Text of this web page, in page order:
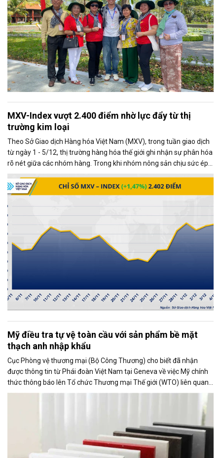
MXV-Index vượt 2.400 điểm nhờ lực đẩy từ thị
trường kim loại
Theo Sở Giao dịch Hàng hóa Việt Nam (MXV), trong tuần giao dịch
từ ngày 1 - 5/12, thị trường hàng hóa thế giới ghi nhận sự phân hóa
rõ nét giữa các nhóm hàng. Trong khi nhóm nông sản chịu sức ép
từ những diễn biến mới trong quan hệ thương mại Mỹ - Trung, thị
trường kim loại lại giao dịch khởi sắc, trở thành động lực chính kéo
chỉ số MXV-Index tăng mạnh.
Mỹ điều tra tự vệ toàn cầu với sản phẩm bề mặt
thạch anh nhập khẩu
Cục Phòng vệ thương mại (Bộ Công Thương) cho biết đã nhận
được thông tin từ Phái đoàn Việt Nam tại Geneva về việc Mỹ chính
thức thông báo lên Tổ chức Thương mại Thế giới (WTO) liên quan
đến việc Ủy ban Thương mại Quốc tế Mỹ (USITC) khởi xướng điều